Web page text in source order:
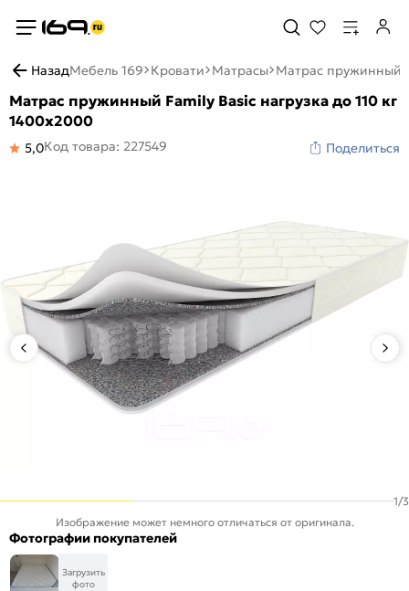
НазадМебель 169 Кровати Матрасы Матрас пружинный
Матрас пружинный Family Basic нагрузка до 110 кг
1400x2000
5,0Код товара: 227549 Поделиться
1/3
Изображение может немного отличаться от оригинала.
Фотографии покупателей
Загрузить
фото